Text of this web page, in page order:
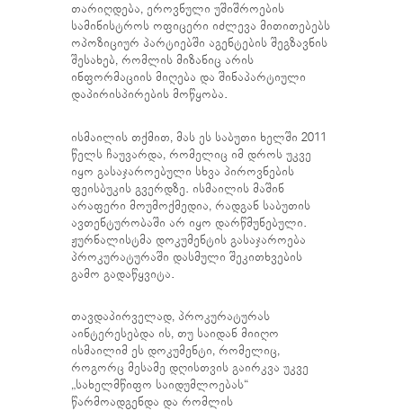
თარიღდება, ეროვნული უშიშროების
სამინისტროს ოფიცერი იძლევა მითითებებს
ოპოზიციურ პარტიებში აგენტების შეგზავნის
შესახებ, რომლის მიზანიც არის
ინფორმაციის მიღება და შინაპარტიული
დაპირისპირების მოწყობა.
ისმაილის თქმით, მას ეს საბუთი ხელში 2011
წელს ჩაუვარდა, რომელიც იმ დროს უკვე
იყო გასაჯაროებული სხვა პიროვნების
ფეისბუკის გვერდზე. ისმაილის მაშინ
არაფერი მოუმოქმედია, რადგან საბუთის
ავთენტურობაში არ იყო დარწმუნებული.
ჟურნალისტმა დოკუმენტის გასაჯაროება
პროკურატურაში დასმული შეკითხვების
გამო გადაწყვიტა.
თავდაპირველად, პროკურატურას
აინტერესებდა ის, თუ საიდან მიიღო
ისმაილიმ ეს დოკუმენტი, რომელიც,
როგორც მესამე დღისთვის გაირკვა უკვე
„სახელმწიფო საიდუმლოებას“
წარმოადგენდა და რომლის